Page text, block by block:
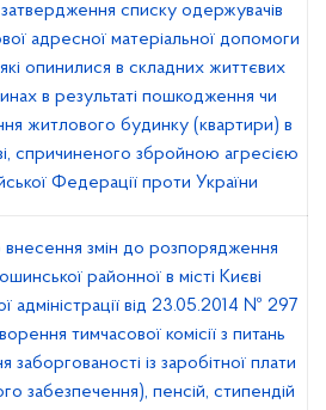
затвердження списку одержувачів
адресної матеріальної допомоги
опинилися в складних життєвих
в результаті пошкодження чи
житлового будинку (квартири) в
спричиненого збройною агресією
Федерації проти України
внесення змін до розпорядження
районної в місті Києві
адміністрації від 23.05.2014 № 297
тимчасової комісії з питань
заборгованості із заробітної плати
забезпечення), пенсій, стипендій